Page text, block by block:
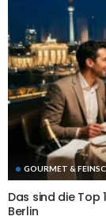
GOURMET &
Das sind die
Berlin